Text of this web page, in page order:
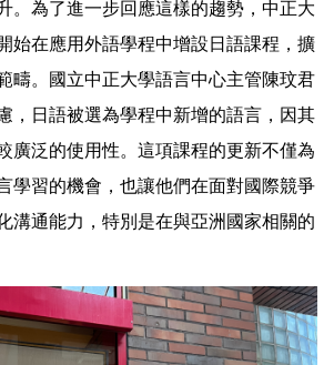
。為了進一步回應這樣的趨勢，中正大
始在應用外語學程中增設日語課程，擴
疇。國立中正大學語言中心主管陳玟君
，日語被選為學程中新增的語言，因其
廣泛的使用性。這項課程的更新不僅為
學習的機會，也讓他們在面對國際競爭
溝通能力，特別是在與亞洲國家相關的